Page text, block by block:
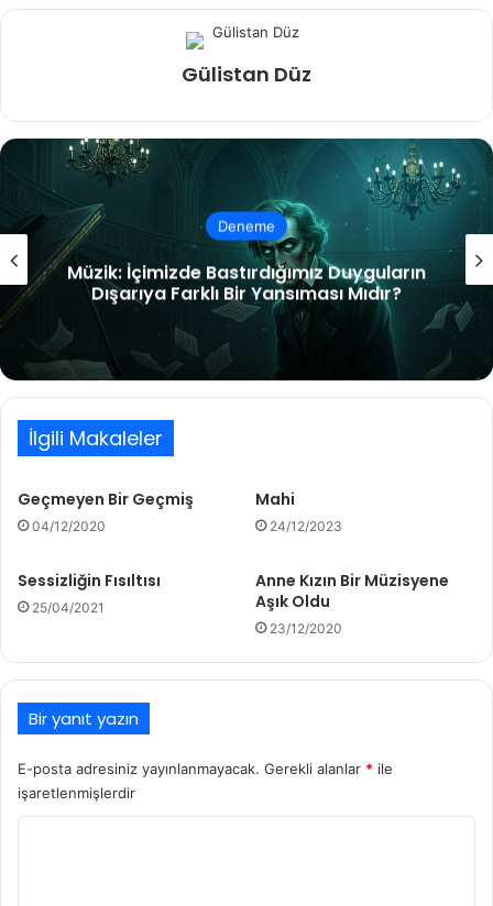
Gülistan Düz
Deneme
Müzik: İçimizde Bastırdığımız Duyguların
Dışarıya Farklı Bir Yansıması Mıdır?
İlgili Makaleler
Geçmeyen Bir Geçmiş
04/12/2020
Mahi
24/12/2023
Sessizliğin Fısıltısı
25/04/2021
Anne Kızın Bir Müzisyene
Aşık Oldu
23/12/2020
Bir yanıt yazın
E-posta adresiniz yayınlanmayacak. Gerekli alanlar * ile
işaretlenmişlerdir